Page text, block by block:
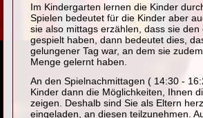
Im Kindergarten lernen die Kinder
Spielen bedeutet für die Kinder aber
sie also mittags erzählen, dass sie den
gespielt haben, dann bedeutet dies,
gelungener Tag war, an dem sie
Menge gelernt haben.
An den Spielnachmittagen ( 14:30 -
Kinder dann die Möglichkeiten, Ihnen
zeigen. Deshalb sind Sie als Eltern
eingeladen, an diesen teilzunehmen.